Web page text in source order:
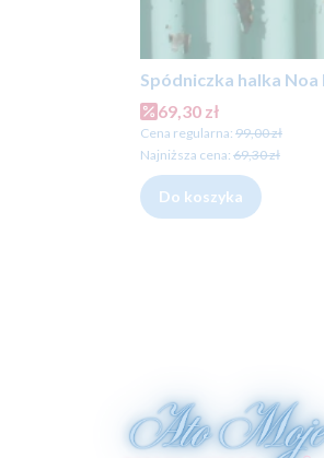
Spódniczka halka
Cena promocyjna
69,30 zł
Cena regularna: 99,00 zł
Najniższa cena: 69,30 zł
Do koszyka